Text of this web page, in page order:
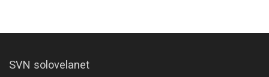
SVN solovelanet